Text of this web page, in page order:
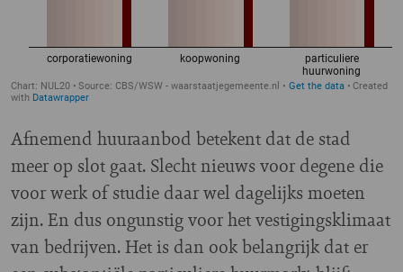
Afnemend huuraanbod betekent dat de stad
meer op slot gaat. Slecht nieuws voor degene die
voor werk of studie daar wel dagelijks moeten
zijn. En dus ongunstig voor het vestigingsklimaat
van bedrijven. Het is dan ook belangrijk dat er